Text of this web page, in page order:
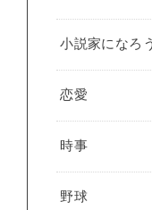
小説家になろう
恋愛
時事
野球